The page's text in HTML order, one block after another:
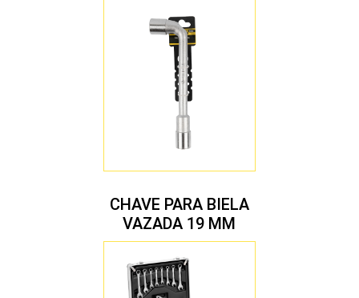
CHAVE PARA BIELA
VAZADA 19 MM